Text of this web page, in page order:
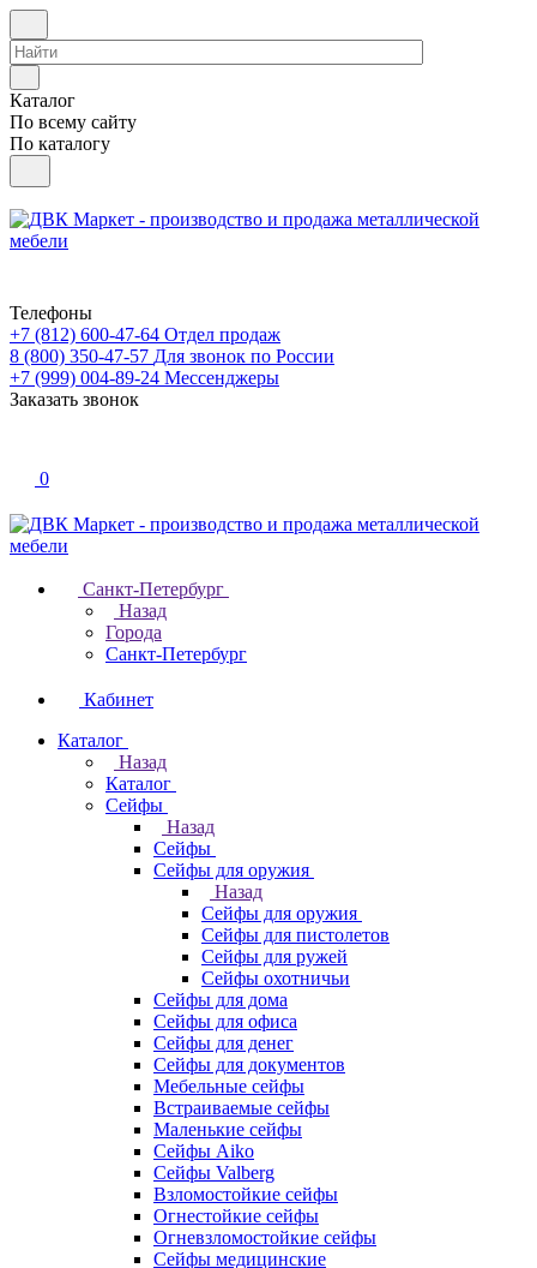
Каталог
По всему сайту
По каталогу
Телефоны
+7 (812) 600-47-64 Отдел продаж
8 (800) 350-47-57 Для звонок по России
+7 (999) 004-89-24 Мессенджеры
Заказать звонок
0
Санкт-Петербург
Назад
Города
Санкт-Петербург
Кабинет
Каталог
Назад
Каталог
Cейфы
Назад
Cейфы
Cейфы для оружия
Назад
Cейфы для оружия
Сейфы для пистолетов
Сейфы для ружей
Сейфы охотничьи
Cейфы для дома
Cейфы для офиса
Сейфы для денег
Сейфы для документов
Мебельные сейфы
Встраиваемые сейфы
Маленькие сейфы
Сейфы Aiko
Сейфы Valberg
Взломостойкие сейфы
Огнестойкие сейфы
Огневзломостойкие сейфы
Сейфы медицинские